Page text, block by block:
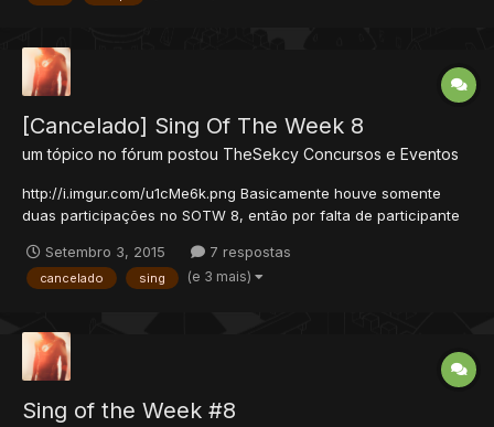
[Cancelado] Sing Of The Week 8
um tópico no fórum postou TheSekcy Concursos e Eventos
http://i.imgur.com/u1cMe6k.png Basicamente houve somente
duas participações no SOTW 8, então por falta de participante
Setembro 3, 2015
7 respostas
cancelado sing (e 3 mais)
Sing of the Week #8